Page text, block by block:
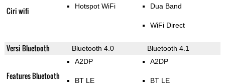
Ciri wifi Hotspot WiFi Dua Band
WiFi Direct
Versi Bluetooth Bluetooth 4.0 Bluetooth 4.1
Features Bluetooth
A2DP
BT LE
A2DP
BT LE